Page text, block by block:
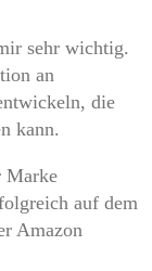
sehr wichtig.
an
die
kann.
Marke
auf dem
Amazon